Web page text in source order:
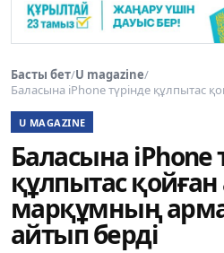
Басты бет/U magazine/
Баласына iPhone түрінде құлпытас
U MAGAZINE
Баласына iPhone
құлпытас қойған
марқұмның
айтып берді